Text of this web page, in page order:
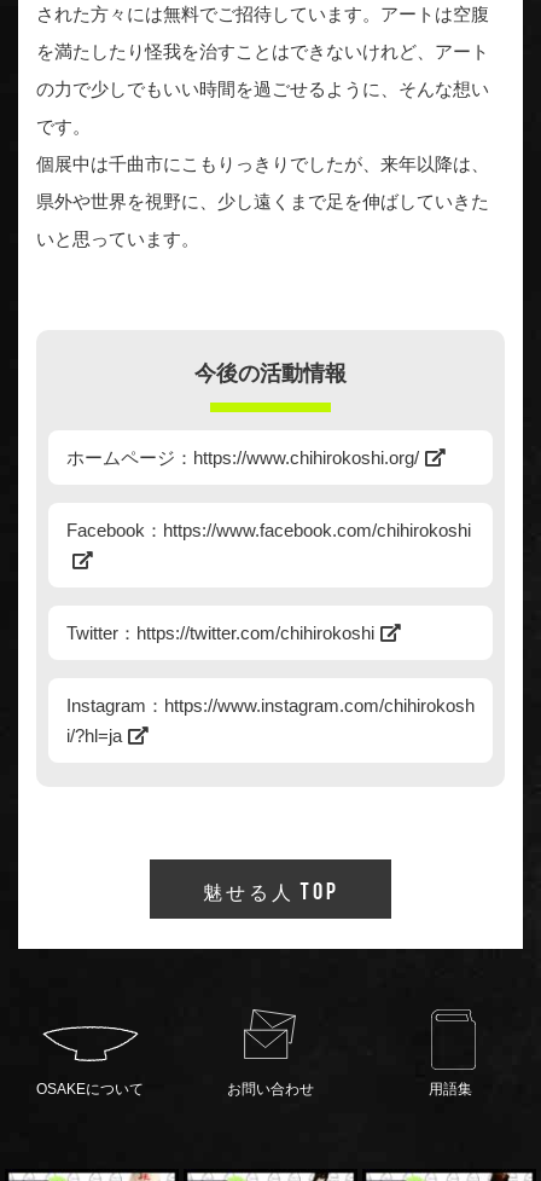
された方々には無料でご招待しています。アートは空腹
を満たしたり怪我を治すことはできないけれど、アート
の力で少しでもいい時間を過ごせるように、そんな想い
です。
個展中は千曲市にこもりっきりでしたが、来年以降は、
県外や世界を視野に、少し遠くまで足を伸ばしていきた
いと思っています。
今後の活動情報
ホームページ： https://www.chihirokoshi.org/
Facebook： https://www.facebook.com/chihirokoshi
Twitter： https://twitter.com/chihirokoshi
Instagram： https://www.instagram.com/chihirokosh
i/?hl=ja
魅せる人 TOP
OSAKEについて お問い合わせ 用語集